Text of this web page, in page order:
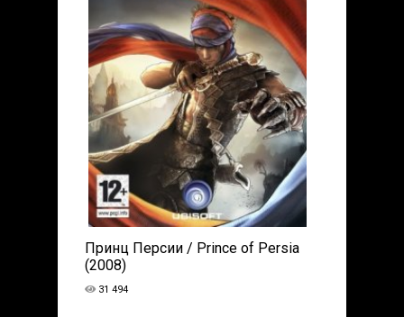
Принц Персии / Prince of Persia
(2008)
31 494